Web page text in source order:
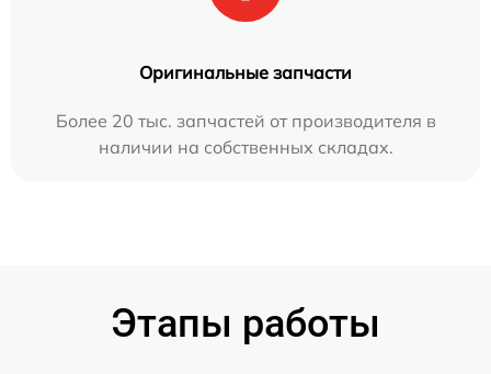
Оригинальные запчасти
Более 20 тыс. запчастей от производителя в
наличии на собственных складах.
Этапы работы